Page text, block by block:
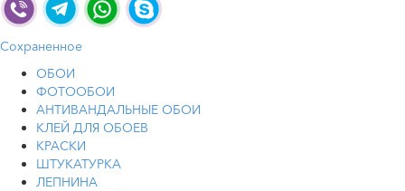
Сохраненное
ОБОИ
ФОТООБОИ
АНТИВАНДАЛЬНЫЕ ОБОИ
КЛЕЙ ДЛЯ ОБОЕВ
КРАСКИ
ШТУКАТУРКА
ЛЕПНИНА